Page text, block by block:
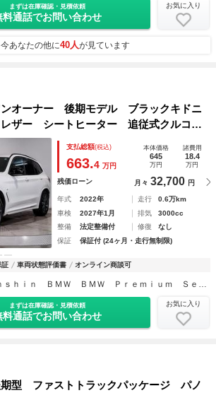
まずは在庫確認・見積依頼
料通話でお問い合わせ
お気に入り
今あなたの他に40人が見ています
オーナー 後期モデル ブラックキドニ
ザー シートヒーター 追従式クルコ
スプレイ 電動シート 電動テールゲー
ト パドルシフト 全周囲カメラ
支払総額(税込)
663.4 万円
本体価格
645
万円
諸費用
18.4
万円
残価ローン 月々 32,700 円
年式 2022年 走行
0.6万km
車検
2027年1月 排気
3000cc
整備
法定整備付 修復
なし
保証
保証付 (24ヶ月・走行無制限)
証 車両状態評価書 オンライン商談可
まずは在庫確認・見積依頼
料通話でお問い合わせ
お気に入り
型 ファストトラックパッケージ パノ